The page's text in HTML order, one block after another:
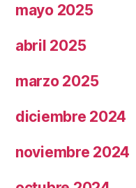
mayo 2025
abril 2025
marzo 2025
diciembre 2024
noviembre 2024